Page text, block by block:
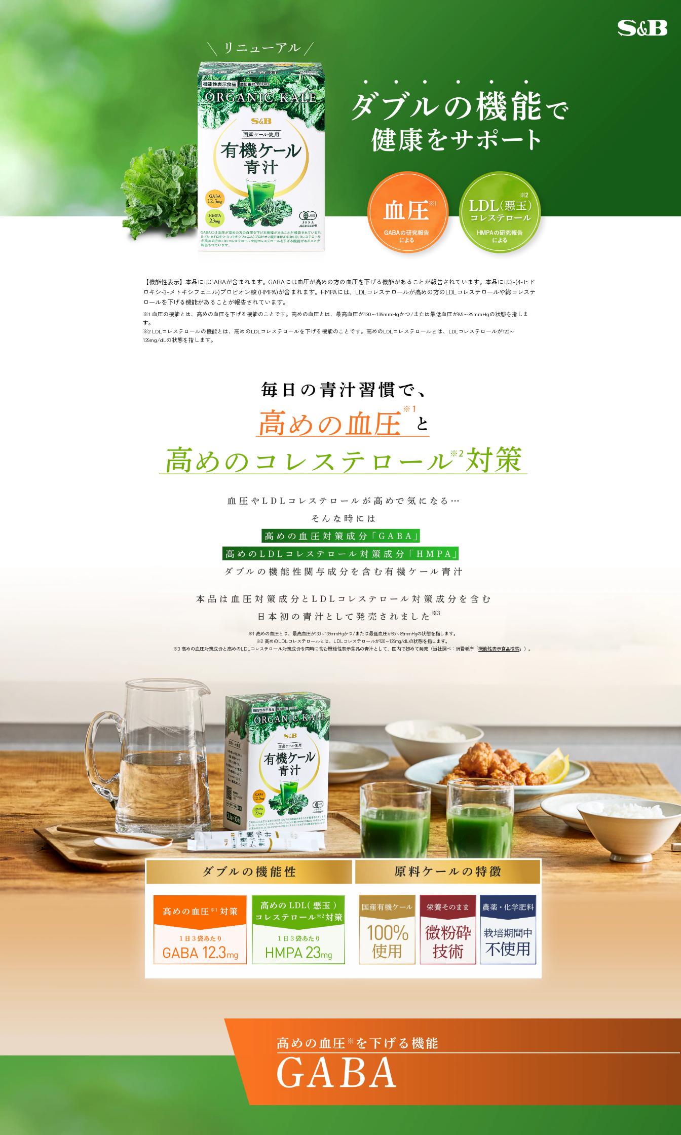
【機能性表示】本品にはGABAが含まれます。GABAには血圧が高めの方の血圧を下げる機能があることが報告されています。本品には3-(4-ヒド
ロキシ-3-メトキシフェニル)プロピオン酸 (HMPA)が含まれます。HMPAには、LDLコレステロールが高めの方のLDLコレステロールや総コレステ
ロールを下げる機能があることが報告されています。
※1 血圧の機能とは、高めの血圧を下げる機能のことです。高めの血圧とは、最高血圧が130～139mmHgかつ/または最低血圧が85～89mmHgの状態を指しま
す。
※2 LDLコレステロールの機能とは、高めのLDLコレステロールを下げる機能のことです。高めのLDLコレステロールとは、LDLコレステロールが120～
139mg/dLの状態を指します。
※1 高めの血圧とは、最高血圧が130～139mmHgかつ/または最低血圧が85～89mmHgの状態を指します。
※2 高めのLDLコレステロールとは、LDLコレステロールが120～139mg/dLの状態を指します。
※3 高めの血圧対策成分と高めのLDLコレステロール対策成分を同時に含む機能性表示食品の青汁として、国内で初めて発売（当社調べ：消費者庁「機能性表示食品検索」）。